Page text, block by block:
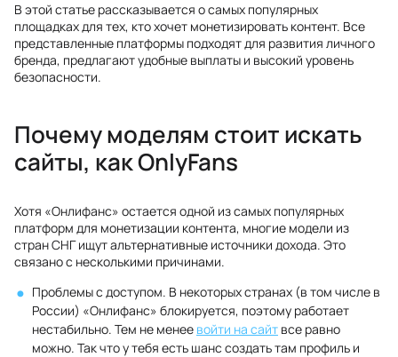
В этой статье рассказывается о самых популярных
площадках для тех, кто хочет монетизировать контент. Все
представленные платформы подходят для развития личного
бренда, предлагают удобные выплаты и высокий уровень
безопасности.
Почему моделям стоит искать
сайты, как OnlyFans
Хотя «Онлифанс» остается одной из самых популярных
платформ для монетизации контента, многие модели из
стран СНГ ищут альтернативные источники дохода. Это
связано с несколькими причинами.
Проблемы с доступом. В некоторых странах (в том числе в
России) «Онлифанс» блокируется, поэтому работает
нестабильно. Тем не менее войти на сайт все равно
можно. Так что у тебя есть шанс создать там профиль и